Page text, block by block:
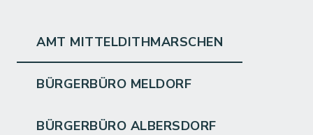
AMT MITTELDITHMARSCHEN
BÜRGERBÜRO MELDORF
BÜRGERBÜRO ALBERSDORF